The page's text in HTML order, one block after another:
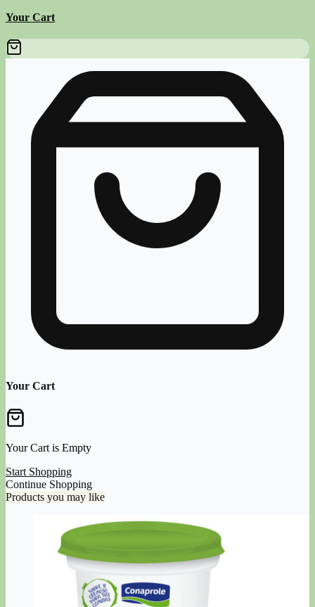
Your Cart
Your Cart
Your Cart is Empty
Start Shopping
Continue Shopping
Products you may like